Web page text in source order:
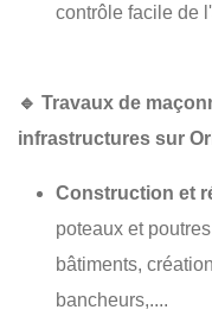
contrôle facile de
🔹 Travaux de
infrastructures sur
Construction et
poteaux et
bâtiments,
bancheurs,....